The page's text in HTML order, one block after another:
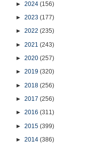
►2024(156)
►2023(177)
►2022(235)
►2021(243)
►2020(257)
►2019(320)
►2018(256)
►2017(256)
►2016(311)
►2015(399)
►2014(386)